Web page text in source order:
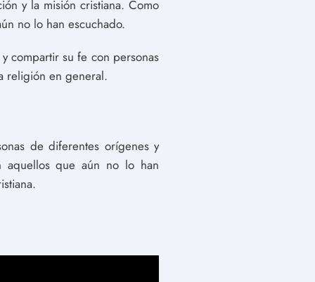
y la misión cristiana. Como
no lo han escuchado.
compartir su fe con personas
religión en general.
de diferentes orígenes y
aquellos que aún no lo han